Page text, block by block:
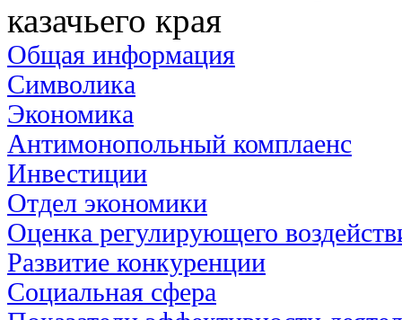
казачьего края
Общая информация
Символика
Экономика
Антимонопольный комплаенс
Инвестиции
Отдел экономики
Оценка регулирующего
Развитие конкуренции
Социальная сфера